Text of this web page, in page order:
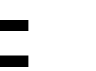
(ПП)